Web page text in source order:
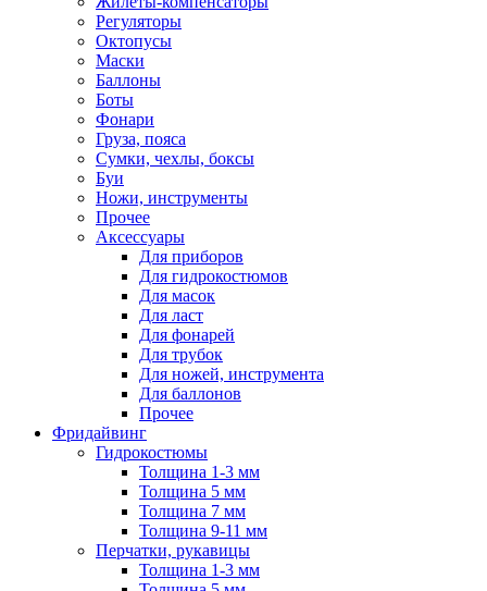
Регуляторы
Октопусы
Маски
Баллоны
Боты
Фонари
Груза, пояса
Сумки, чехлы, боксы
Буи
Ножи, инструменты
Прочее
Аксессуары
Для приборов
Для гидрокостюмов
Для масок
Для ласт
Для фонарей
Для трубок
Для ножей, инструмента
Для баллонов
Прочее
Фридайвинг
Гидрокостюмы
Толщина 1-3 мм
Толщина 5 мм
Толщина 7 мм
Толщина 9-11 мм
Перчатки, рукавицы
Толщина 1-3 мм